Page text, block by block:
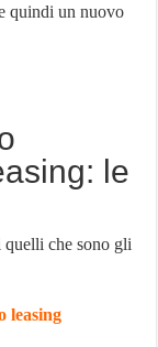
quindi un nuovo
le
quelli che sono gli
leasing